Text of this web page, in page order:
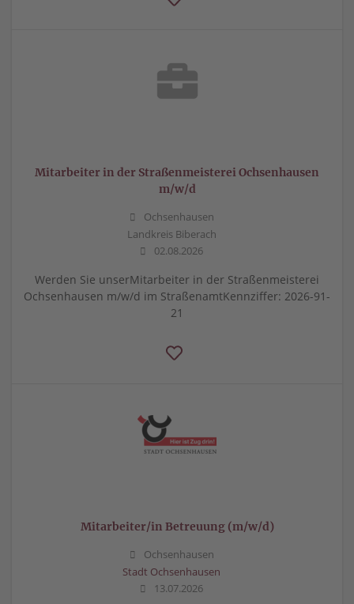
Mitarbeiter in der Straßenmeisterei Ochsenhausen
m/w/d
Ochsenhausen
Landkreis Biberach
02.08.2026
Werden Sie unserMitarbeiter in der Straßenmeisterei
Ochsenhausen m/w/d im StraßenamtKennziffer: 2026-91-
21
Mitarbeiter/in Betreuung (m/w/d)
Ochsenhausen
Stadt Ochsenhausen
13.07.2026